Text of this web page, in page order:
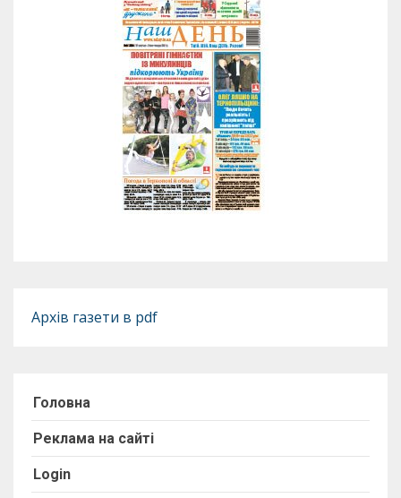
Архів газети в pdf
Головна
Реклама на сайті
Login